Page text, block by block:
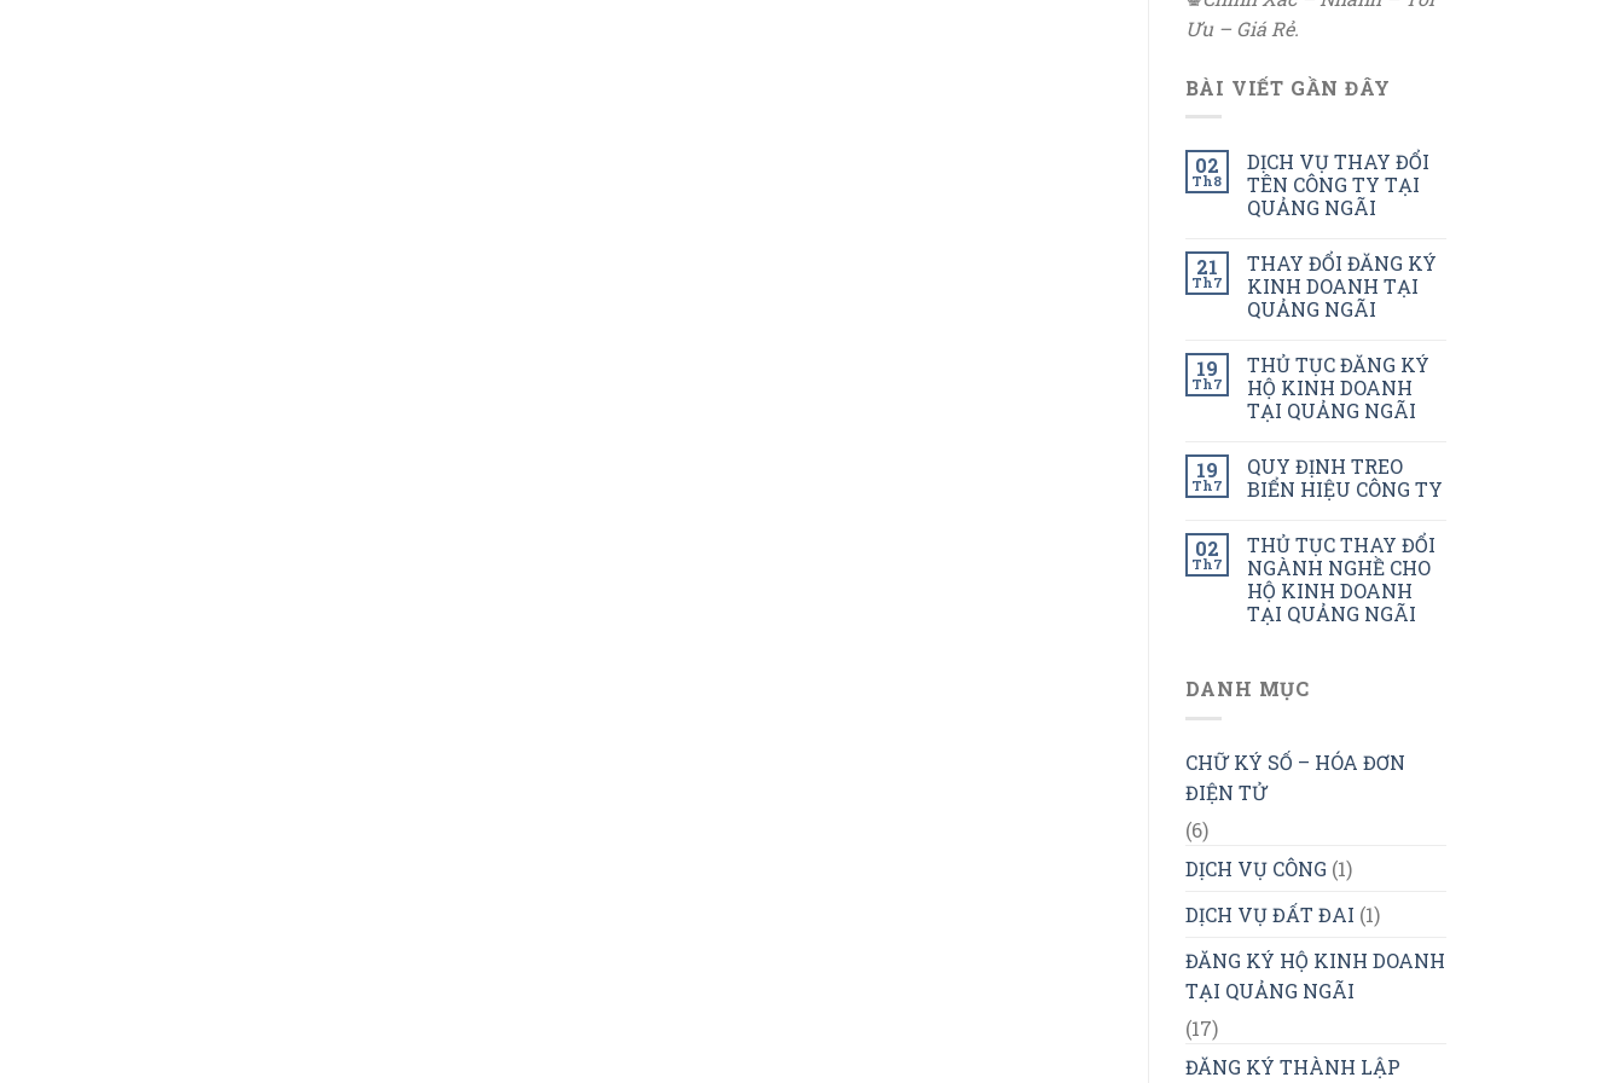
Ưu – Giá Rẻ.
BÀI VIẾT GẦN ĐÂY
02
Th8
DỊCH VỤ THAY ĐỔI
TÊN CÔNG TY TẠI
QUẢNG NGÃI
21
Th7
THAY ĐỔI ĐĂNG KÝ
KINH DOANH TẠI
QUẢNG NGÃI
19
Th7
THỦ TỤC ĐĂNG KÝ
HỘ KINH DOANH
TẠI QUẢNG NGÃI
19
Th7
QUY ĐỊNH TREO
BIỂN HIỆU CÔNG TY
02
Th7
THỦ TỤC THAY ĐỔI
NGÀNH NGHỀ CHO
HỘ KINH DOANH
TẠI QUẢNG NGÃI
DANH MỤC
CHỮ KÝ SỐ – HÓA ĐƠN
ĐIỆN TỬ
(6)
DỊCH VỤ CÔNG (1)
DỊCH VỤ ĐẤT ĐAI (1)
ĐĂNG KÝ HỘ KINH DOANH
TẠI QUẢNG NGÃI
(17)
ĐĂNG KÝ THÀNH LẬP